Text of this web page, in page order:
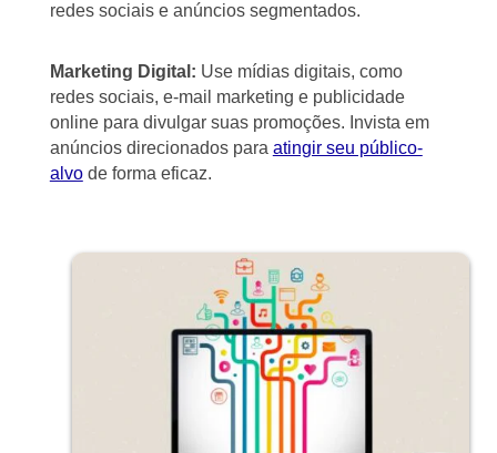
redes sociais e anúncios segmentados.
Marketing Digital: Use mídias digitais, como
redes sociais, e-mail marketing e publicidade
online para divulgar suas promoções. Invista em
anúncios direcionados para atingir seu público-
alvode forma eficaz.